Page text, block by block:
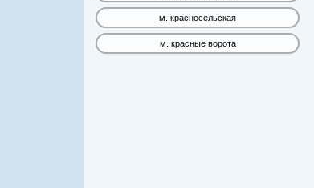
м. красносельская
м. красные ворота